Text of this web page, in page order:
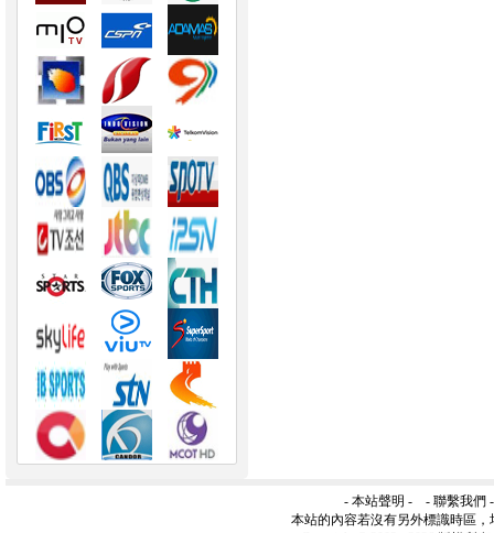
- 本站聲明 - - 聯繫我們
本站的內容若沒有另外標識時區，